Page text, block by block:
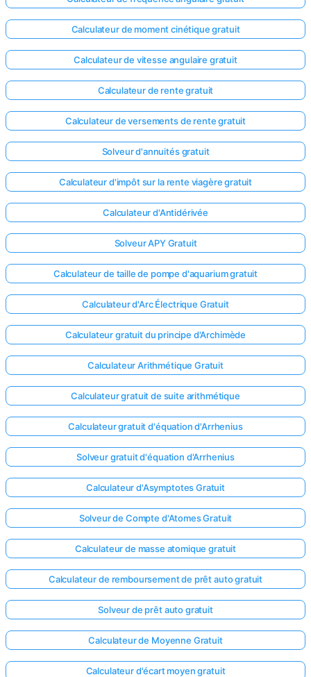
le
Posez
votre
Calculateur de moment cinétique gratuit
Calculateur de vitesse angulaire gratuit
Calculateur de rente gratuit
Calculateur de versements de rente gratuit
Solveur d'annuités gratuit
Calculateur d'impôt sur la rente viagère gratuit
Calculateur d'Antidérivée
Solveur APY Gratuit
Calculateur de taille de pompe d'aquarium gratuit
Calculateur d'Arc Électrique Gratuit
Calculateur gratuit du principe d'Archimède
Calculateur Arithmétique Gratuit
Calculateur gratuit de suite arithmétique
Calculateur gratuit d'équation d'Arrhenius
Solveur gratuit d'équation d'Arrhenius
Calculateur d'Asymptotes Gratuit
Solveur de Compte d'Atomes Gratuit
Calculateur de masse atomique gratuit
Calculateur de remboursement de prêt auto gratuit
Solveur de prêt auto gratuit
Calculateur de Moyenne Gratuit
Calculateur d'écart moyen gratuit